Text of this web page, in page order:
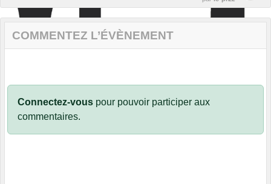
COMMENTEZ L’ÉVÈNEMENT
Connectez-vous pour pouvoir participer aux
commentaires.